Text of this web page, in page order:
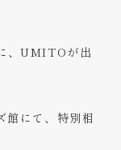
、UMITOが出
館にて、特別相